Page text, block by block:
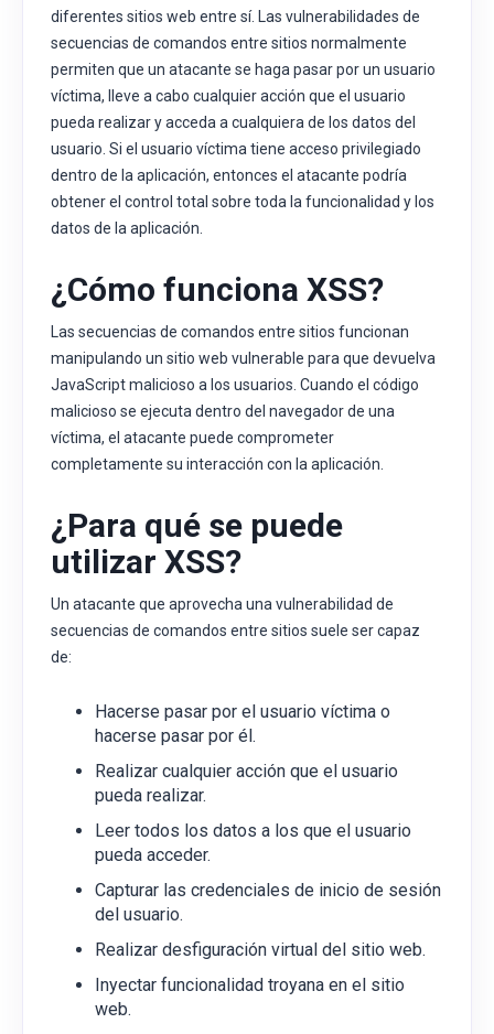
diferentes sitios web entre sí. Las vulnerabilidades de
secuencias de comandos entre sitios normalmente
permiten que un atacante se haga pasar por un usuario
víctima, lleve a cabo cualquier acción que el usuario
pueda realizar y acceda a cualquiera de los datos del
usuario. Si el usuario víctima tiene acceso privilegiado
dentro de la aplicación, entonces el atacante podría
obtener el control total sobre toda la funcionalidad y los
datos de la aplicación.
¿Cómo funciona XSS?
Las secuencias de comandos entre sitios funcionan
manipulando un sitio web vulnerable para que devuelva
JavaScript malicioso a los usuarios. Cuando el código
malicioso se ejecuta dentro del navegador de una
víctima, el atacante puede comprometer
completamente su interacción con la aplicación.
¿Para qué se puede
utilizar XSS?
Un atacante que aprovecha una vulnerabilidad de
secuencias de comandos entre sitios suele ser capaz
de:
Hacerse pasar por el usuario víctima o
hacerse pasar por él.
Realizar cualquier acción que el usuario
pueda realizar.
Leer todos los datos a los que el usuario
pueda acceder.
Capturar las credenciales de inicio de sesión
del usuario.
Realizar desfiguración virtual del sitio web.
Inyectar funcionalidad troyana en el sitio
web.